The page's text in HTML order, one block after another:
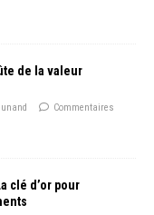
de la valeur
Commentaires
clé d’or pour